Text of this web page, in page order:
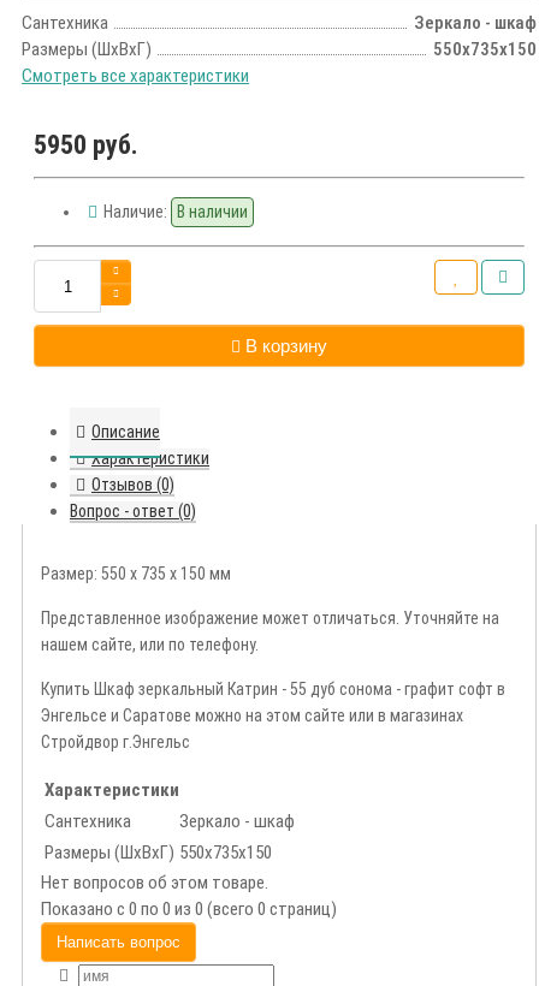
Сантехника
Зеркало - шкаф
Размеры (ШxВxГ)
550х735х150
Смотреть все характеристики
5950 руб.
Наличие: В наличии
В корзину
Описание
Характеристики
Отзывов (0)
Вопрос - ответ (0)
Размер: 550 х 735 х 150 мм
Представленное изображение может отличаться. Уточняйте на
нашем сайте, или по телефону.
Купить Шкаф зеркальный Катрин - 55 дуб сонома - графит софт в
Энгельсе и Саратове можно на этом сайте или в магазинах
Стройдвор г.Энгельс
Характеристики
Сантехника
Зеркало - шкаф
Размеры (ШxВxГ) 550х735х150
Нет вопросов об этом товаре.
Показано с 0 по 0 из 0 (всего 0 страниц)
Написать вопрос